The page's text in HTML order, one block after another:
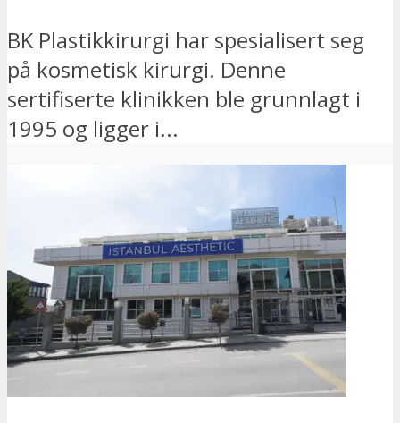
BK Plastikkirurgi har spesialisert seg
på kosmetisk kirurgi. Denne
sertifiserte klinikken ble grunnlagt i
1995 og ligger i...